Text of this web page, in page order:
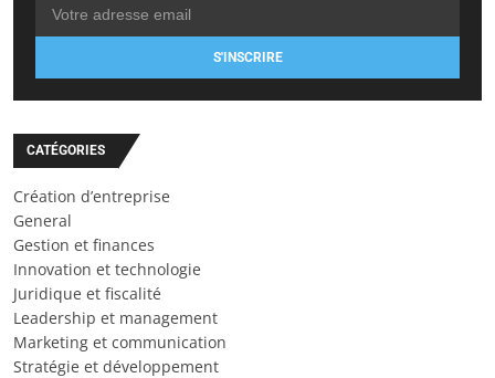
S'INSCRIRE
CATÉGORIES
Création d’entreprise
General
Gestion et finances
Innovation et technologie
Juridique et fiscalité
Leadership et management
Marketing et communication
Stratégie et développement